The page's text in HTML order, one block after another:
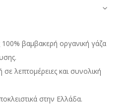
100% βαμβακερή οργανική γάζα
σε λεπτομέρειες και συνολική
στην Ελλάδα.